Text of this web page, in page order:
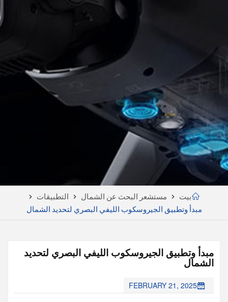
بيت التطبيقات
مستشعر البحث عن الشمال
مبدأ وتطبيق الجيروسكوب الليفي البصري لتحديد الشمال
مبدأ وتطبيق الجيروسكوب الليفي البصري لتحديد
الشمال
FEBRUARY 21, 2025